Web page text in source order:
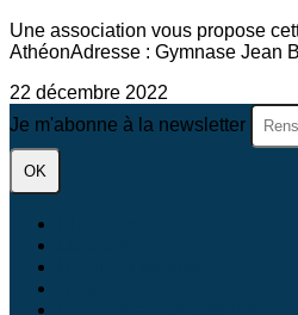
Une association vous propose
AthéonAdresse : Gymnase Jean
22 décembre 2022
Je m'abonne à la newsletter
OK